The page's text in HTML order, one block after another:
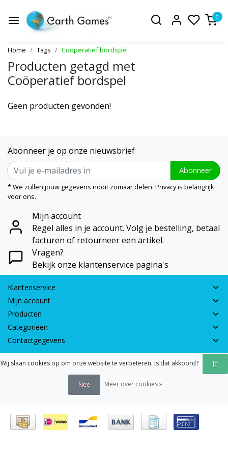
0
Home Tags Coöperatief bordspel
Producten getagd met
Coöperatief bordspel
Geen producten gevonden!
Abonneer je op onze nieuwsbrief
Abonneer
* We zullen jouw gegevens nooit zomaar delen. Privacy is belangrijk
voor ons.
Mijn account
Regel alles in je account. Volg je bestelling, betaal
facturen of retourneer een artikel.
Vragen?
Bekijk onze klantenservice pagina's
Klantenservice
Mijn account
Producten
Categorieën
Contactgegevens
© 2026 - Earth Games | Realisatie: webshop-service.nl
Algemene voorwaarden | Disclaimer Privacy verklaring
Wij slaan cookies op om onze website te verbeteren. Is dat akkoord? Ja
Nee Meer over cookies »